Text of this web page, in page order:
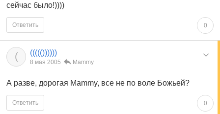
сейчас было!))))
0
Ответить
( ((((())))))
8 мая 2005 Mammy
А разве, дорогая Mammy, все не по воле Божьей?
0
Ответить